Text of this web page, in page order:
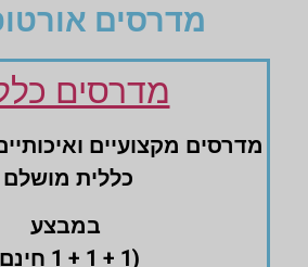
מדרסים
מדרסים
מדרסים ‏מקצועיים
‏כללית מושלם
במבצע
(1 + 1 + 1 חינם)